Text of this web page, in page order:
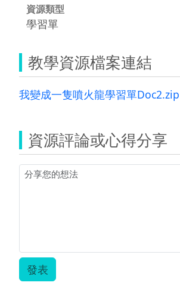
資源類型
學習單
教學資源檔案連結
我變成一隻噴火龍學習單Doc2.zip
資源評論或心得分享
發表